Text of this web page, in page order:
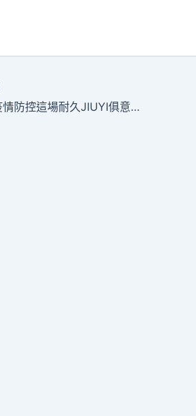
打贏常態化疫情防控這場耐久JIUYI俱意空間設計戰